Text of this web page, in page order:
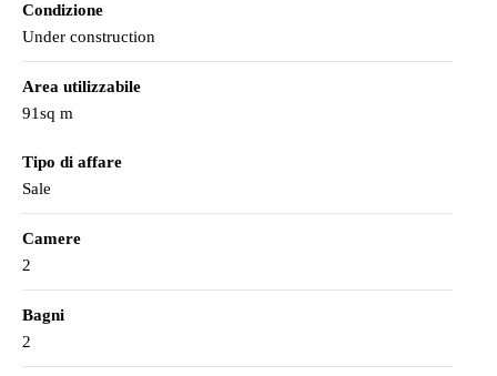
Condizione
Under construction
Area utilizzabile
91sq m
Tipo di affare
Sale
Camere
2
Bagni
2